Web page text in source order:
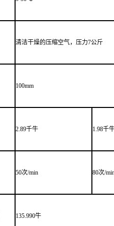
清洁干燥的压缩空气，压力7公斤
100mm
2.89千牛 1.98千
50次/min 80次/
135.990牛